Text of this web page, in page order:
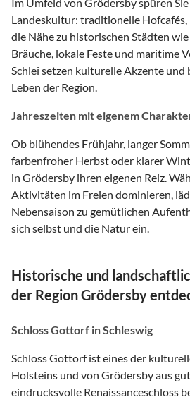
Im Umfeld von Grödersby spüren
Landeskultur: traditionelle
die Nähe zu historischen Städten
Bräuche, lokale Feste und maritime
Schlei setzen kulturelle Akzente und
Leben der Region.
Jahreszeiten mit eigenem
Ob blühendes Frühjahr, langer
farbenfroher Herbst oder klarer
in Grödersby ihren eigenen Reiz.
Aktivitäten im Freien dominieren,
Nebensaison zu gemütlichen
sich selbst und die Natur ein.
Historische und
der Region Grödersby
Schloss Gottorf in Schleswig
Schloss Gottorf ist eines der
Holsteins und von Grödersby aus
eindrucksvolle Renaissanceschloss